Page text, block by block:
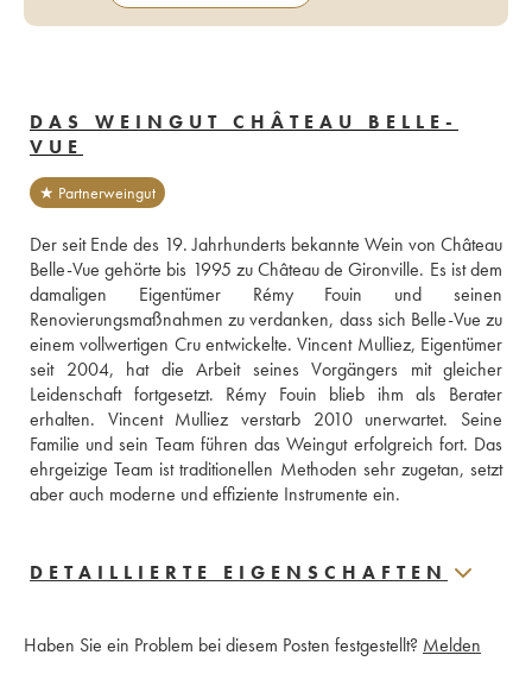
DAS WEINGUT CHÂTEAU BELLE-
VUE
★ Partnerweingut
Der seit Ende des 19. Jahrhunderts bekannte Wein von Château
Belle-Vue gehörte bis 1995 zu Château de Gironville. Es ist dem
damaligen Eigentümer Rémy Fouin und seinen
Renovierungsmaßnahmen zu verdanken, dass sich Belle-Vue zu
einem vollwertigen Cru entwickelte. Vincent Mulliez, Eigentümer
seit 2004, hat die Arbeit seines Vorgängers mit gleicher
Leidenschaft fortgesetzt. Rémy Fouin blieb ihm als Berater
erhalten. Vincent Mulliez verstarb 2010 unerwartet. Seine
Familie und sein Team führen das Weingut erfolgreich fort. Das
ehrgeizige Team ist traditionellen Methoden sehr zugetan, setzt
aber auch moderne und effiziente Instrumente ein.
DETAILLIERTE EIGENSCHAFTEN
Haben Sie ein Problem bei diesem Posten festgestellt? Melden